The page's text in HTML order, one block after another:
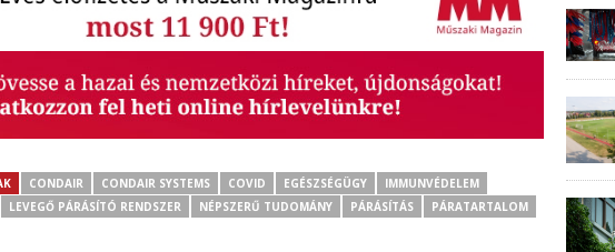
CONDAIR CONDAIR SYSTEMS COVID EGÉSZSÉGÜGY
IMMUNVÉDELEM
LEVEGŐ PÁRÁSÍTÓ RENDSZER NÉPSZERŰ TUDOMÁNY PÁRÁSÍTÁS
PÁRATARTALOM